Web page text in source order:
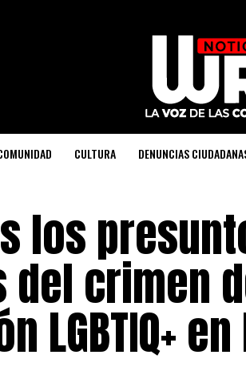
CULTURA DENUNCIAS
los
crimen
LGBTIQ+